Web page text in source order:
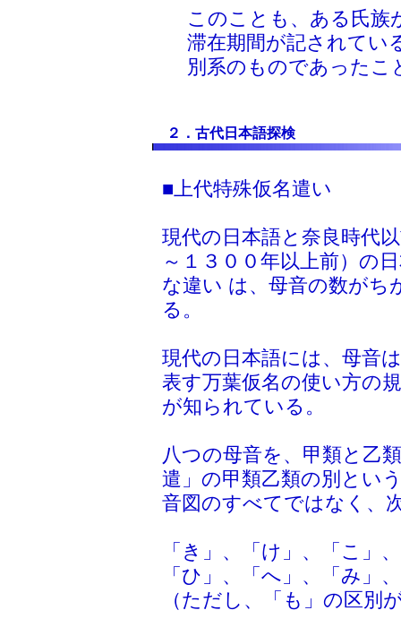
このことも、ある氏族
滞在期間が記されてい
別系のものであったこ
２．古代日本語探検
■上代特殊仮名遣い
現代の日本語と奈良時代
～１３００年以上前）の
な違い は、母音の数がち
る。
現代の日本語には、母音
表す万葉仮名の使い方の
が知られている。
八つの母音を、甲類と乙
遣」の甲類乙類の別とい
音図のすべてではなく、
「き」、「け」、「こ」
「ひ」、「へ」、「み」
（ただし、「も」の区別